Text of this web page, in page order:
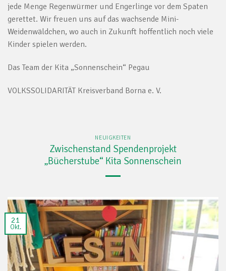
jede Menge Regenwürmer und Engerlinge vor dem Spaten
gerettet. Wir freuen uns auf das wachsende Mini-
Weidenwäldchen, wo auch in Zukunft hoffentlich noch viele
Kinder spielen werden.
Das Team der Kita „Sonnenschein“ Pegau
VOLKSSOLIDARITÄT Kreisverband Borna e. V.
NEUIGKEITEN
Zwischenstand Spendenprojekt
„Bücherstube“ Kita Sonnenschein
21
Okt.